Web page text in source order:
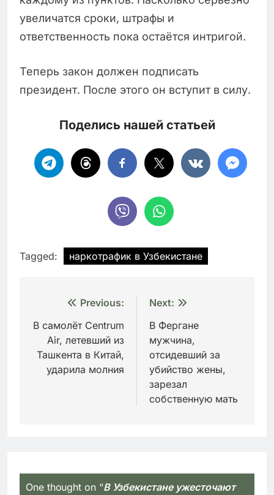
увеличатся сроки, штрафы и
ответственность пока остаётся интригой.
Теперь закон должен подписать
президент. После этого он вступит в силу.
Поделись нашей статьей
Tagged: наркотрафик в Узбекистане
Навигация
по
записям
Previous:
В самолёт Centrum
Air, летевший из
Ташкента в Китай,
ударила молния
Next:
В Фергане
мужчина,
отсидевший за
убийство жены,
зарезал
собственную мать
One thought on “В Узбекистане ужесточают